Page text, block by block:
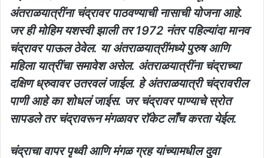
अंतराळयात्रींना चंद्रावर पाठवण्याची नासाची योजना आहे.
जर ही मोहिम यशस्वी झाली तर 1972 नंतर पहिल्यांदा मानव
चंद्रावर पाऊल ठेवेल. या अंतराळयात्रींमध्ये पुरुष आणि
महिला यात्रींचा समावेश असेल. अंतराळयात्रींना चंद्राच्या
दक्षिण ध्रुवावर उतरवलं जाईल. हे अंतराळयात्री चंद्रावरील
पाणी आहे का शोधलं जाईस. जर चंद्रावर पाण्याचे स्रोत
सापडले तर चंद्रावरून मंगळावर रॉकेट लाँच करता येईल.
चंद्राचा वापर पृथ्वी आणि मंगळ ग्रह यांच्यामधील दुवा